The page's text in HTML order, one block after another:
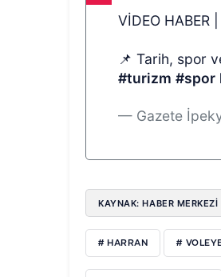
VİDEO HABER
📌 Tarih, spor
#turizm #spor
— Gazete
KAYNAK: HABER MERKEZI
# HARRAN #